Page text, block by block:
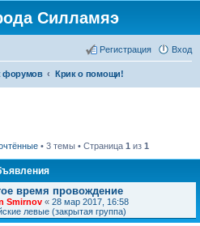
Силламяэ
Вход
Регистрация
форумов Крик о помощи!
• 3 темы • Страница 1 из 1
время провождение
Smirnov « 28 мар 2017, 16:58
левые (закрытая группа)